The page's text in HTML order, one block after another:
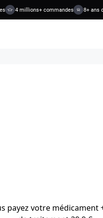
4 millions+ commandes 8+ ans
payez votre médicament